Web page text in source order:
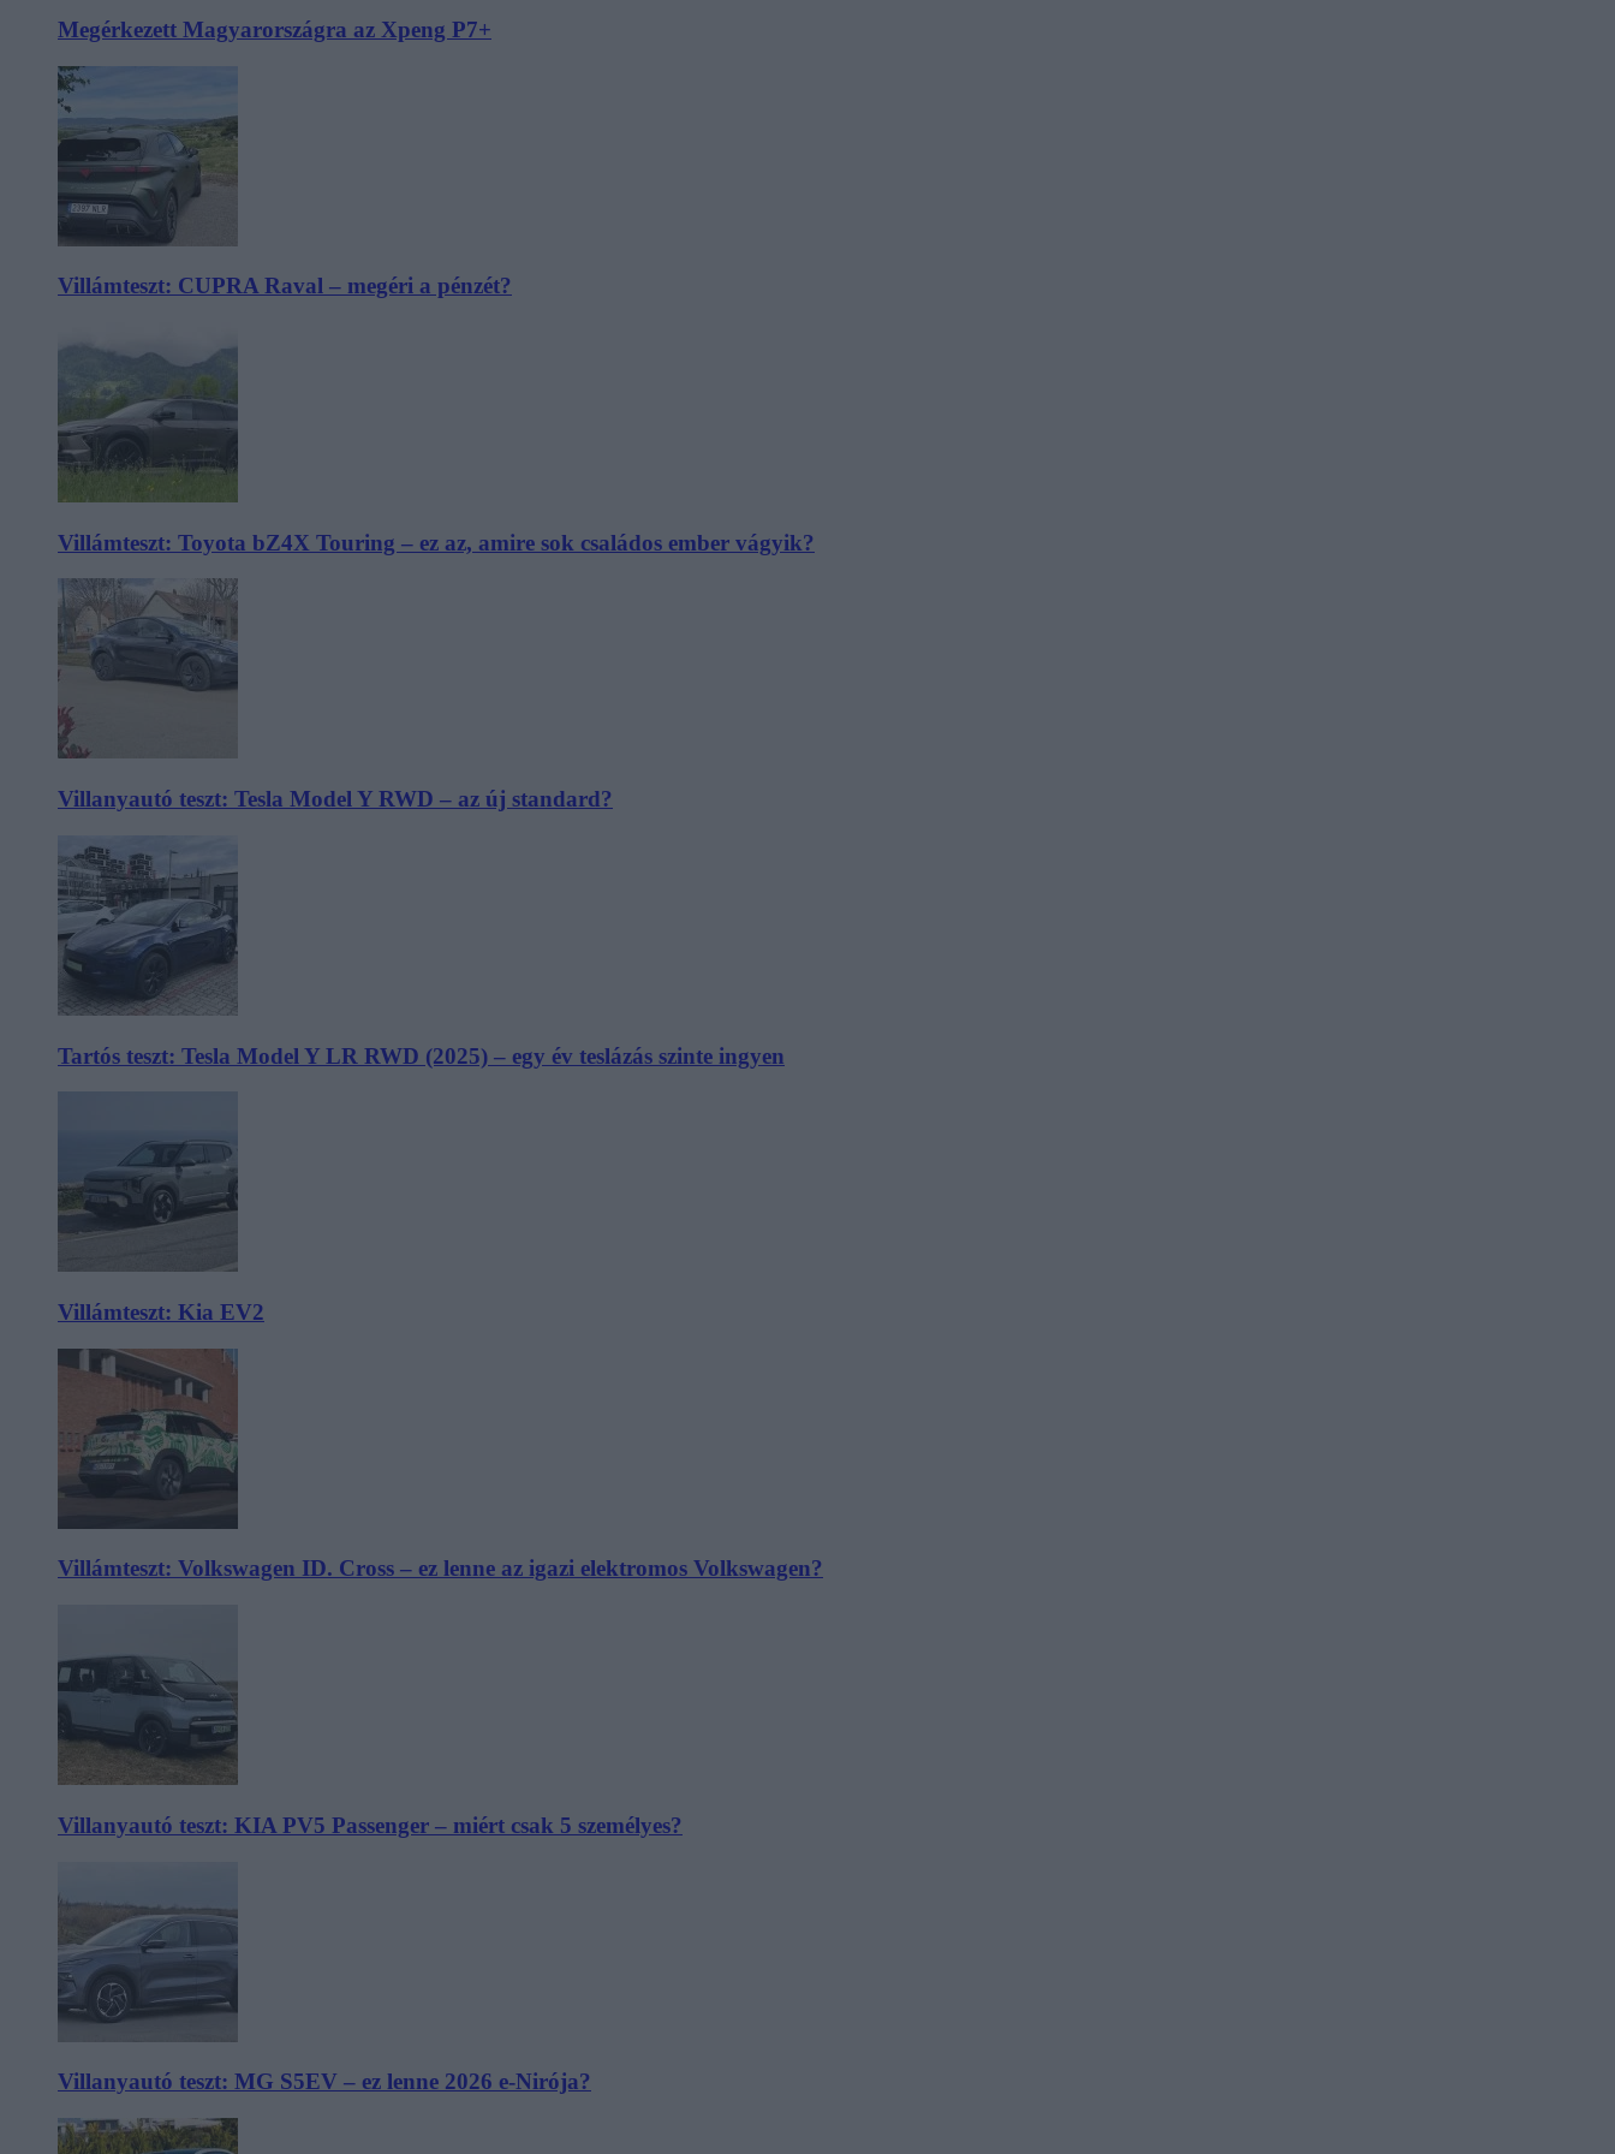
Megérkezett Magyarországra az Xpeng P7+
Villámteszt: CUPRA Raval – megéri a pénzét?
Villámteszt: Toyota bZ4X Touring – ez az, amire sok családos ember vágyik?
Villanyautó teszt: Tesla Model Y RWD – az új standard?
Tartós teszt: Tesla Model Y LR RWD (2025) – egy év teslázás szinte ingyen
Villámteszt: Kia EV2
Villámteszt: Volkswagen ID. Cross – ez lenne az igazi elektromos Volkswagen?
Villanyautó teszt: KIA PV5 Passenger – miért csak 5 személyes?
Villanyautó teszt: MG S5EV – ez lenne 2026 e-Nirója?